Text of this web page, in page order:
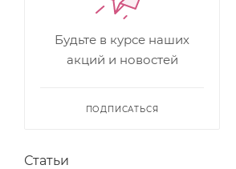
Будьте в курсе наших
акций и новостей
ПОДПИСАТЬСЯ
Статьи